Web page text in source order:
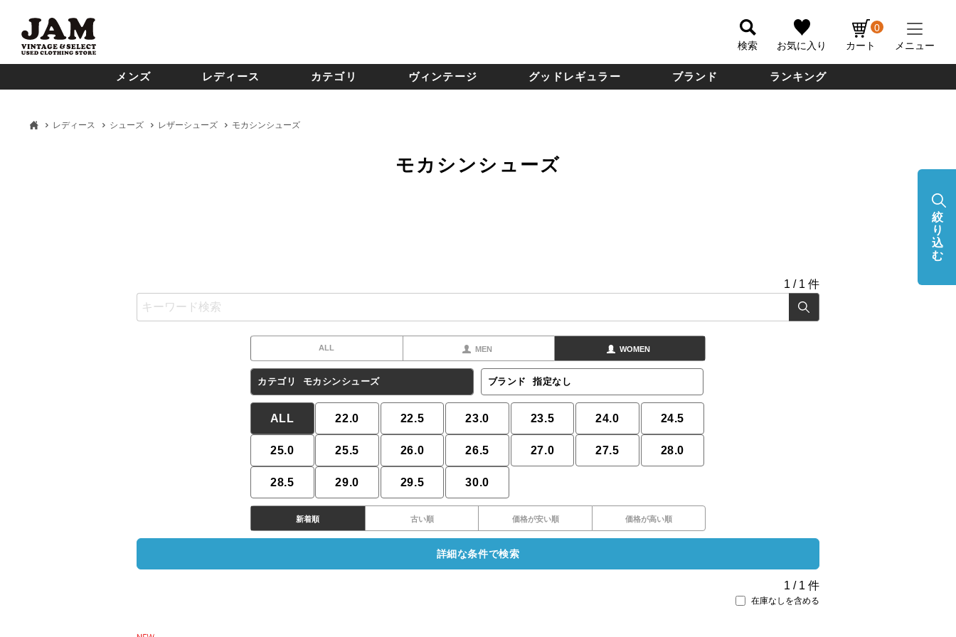
検索 お気に入り カート
0
メニュー
メンズ レディース カテゴリ ヴィンテージ グッドレギュラー ブランド ランキング
レディース シューズ レザーシューズ モカシンシューズ
モカシンシューズ
1 / 1 件
ALL MEN WOMEN
カテゴリ モカシンシューズ ブランド 指定なし
ALL 22.0 22.5 23.0 23.5 24.0 24.5
25.0 25.5 26.0 26.5 27.0 27.5 28.0
28.5 29.0 29.5 30.0
新着順 古い順 価格が安い順 価格が高い順
詳細な条件で検索
1 / 1 件
在庫なしを含める
絞
り
込
む